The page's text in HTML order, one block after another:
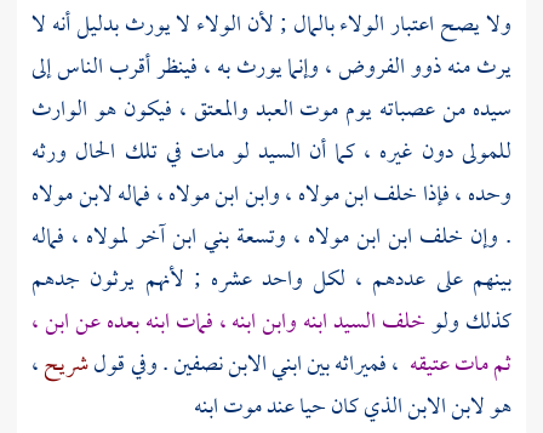
ولا يصح اعتبار الولاء بالمال ; لأن الولاء لا يورث بدليل أنه لا
يرث منه ذوو الفروض ، وإنما يورث به ، فينظر أقرب الناس إلى
سيده من عصباته يوم موت العبد والمعتق ، فيكون هو الوارث
للمولى دون غيره ، كما أن السيد لو مات في تلك الحال ورثه
وحده ، فإذا خلف ابن مولاه ، وابن ابن مولاه ، فماله لابن مولاه
. وإن خلف ابن ابن مولاه ، وتسعة بني ابن آخر لمولاه ، فماله
بينهم على عددهم ، لكل واحد عشره ; لأنهم يرثون جدهم
كذلك ولوخلف السيد ابنه وابن ابنه ، فمات ابنه بعده عن ابن ،
ثم مات عتيقه ، فميراثه بين ابني الابن نصفين . وفي قولشريح،
هو لابن الابن الذي كان حيا عند موت ابنه